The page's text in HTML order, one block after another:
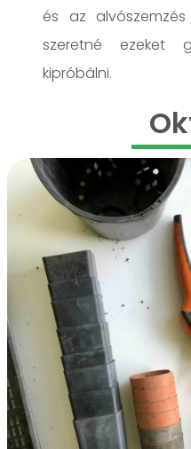
és az
szeretné ezeket
kipróbálni.